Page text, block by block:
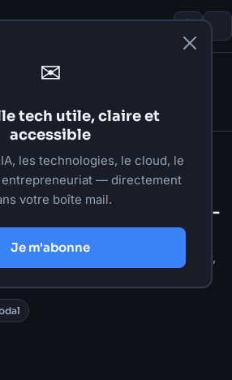
·3 juin 2026·6 min de lecture
: l'IA multimodale "local-
donne
vision + audio sans encodeur,
et ouvre de vrais usages IA sur
✉
tech utile, claire et
accessible
les technologies, le cloud, le
— directement
votre boîte mail.
Je m'abonne